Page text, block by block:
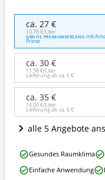
Farbenfreunde
2,5L
Kinderzimmerfarbe
Wandfarbe
Angebote:
Wo
diese
Bunte
Wandfarbe
ca. 27 €
10,78 €/Liter
GRATIS PREMIUMVERSAND mit
Prime
ca. 30 €
11,98 €/Liter
Lieferung ab ca.6 €
ca. 35 €
14,00 €/Liter
Lieferung ab ca.6 €
alle 5 Angebote
Alpina
Farbenfreunde
2,5L
Gesundes Raumklima
Einfache Anwendung